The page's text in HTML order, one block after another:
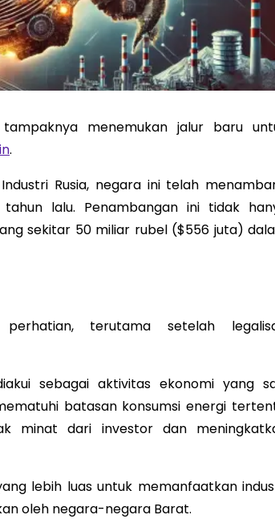
menemukan jalur baru
.
Rusia, negara ini telah
lalu. Penambangan ini tidak
sekitar 50 miliar rubel ($556 juta)
terutama setelah
sebagai aktivitas ekonomi yang
batasan konsumsi energi
minat dari investor dan
lebih luas untuk memanfaatkan
oleh negara-negara Barat.